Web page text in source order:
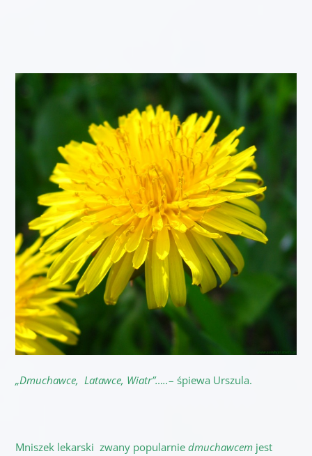
„Dmuchawce, Latawce, Wiatr”…..– śpiewa Urszula.
Mniszek lekarski zwany popularnie dmuchawcem jest